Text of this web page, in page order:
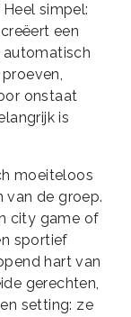
simpel:
een
automatisch
onstaat
is
moeiteloos
van de groep.
city game of
sportief
hart van
gerechten,
setting: ze